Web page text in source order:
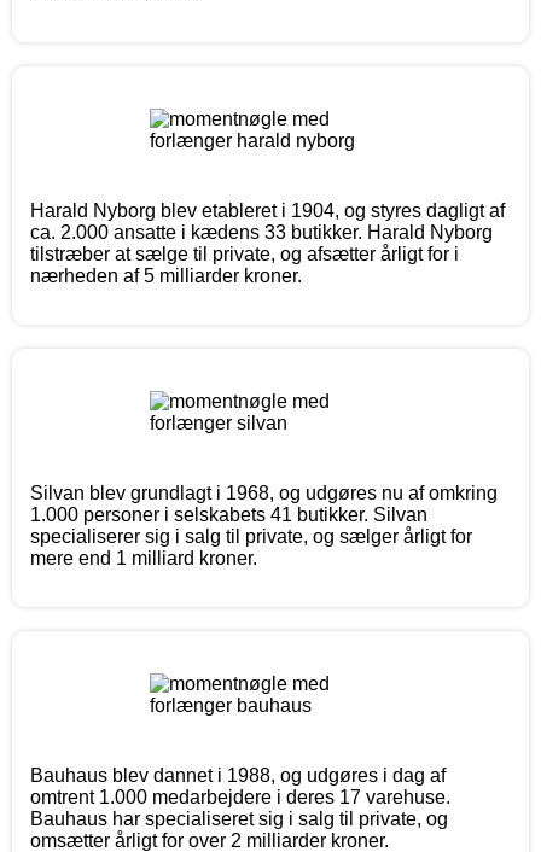
Harald Nyborg blev etableret i 1904, og styres dagligt af
ca. 2.000 ansatte i kædens 33 butikker. Harald Nyborg
tilstræber at sælge til private, og afsætter årligt for i
nærheden af 5 milliarder kroner.
Silvan blev grundlagt i 1968, og udgøres nu af omkring
1.000 personer i selskabets 41 butikker. Silvan
specialiserer sig i salg til private, og sælger årligt for
mere end 1 milliard kroner.
Bauhaus blev dannet i 1988, og udgøres i dag af
omtrent 1.000 medarbejdere i deres 17 varehuse.
Bauhaus har specialiseret sig i salg til private, og
omsætter årligt for over 2 milliarder kroner.